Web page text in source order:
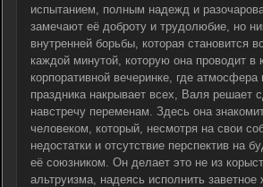
испытанием, полным надежд и
замечают её доброту и трудолюбие, но
внутренней борьбы, которая становится
каждой минутой, которую она проводит в
корпоративной вечеринке, где атмосфера
праздника накрывает всех, Валя решает
навстречу переменам. Здесь она
человеком, который, несмотря на свои
недостатки и отсутствие перспектив на
её союзником. Он делает это не из
альтруизма, надеясь исполнить заветное